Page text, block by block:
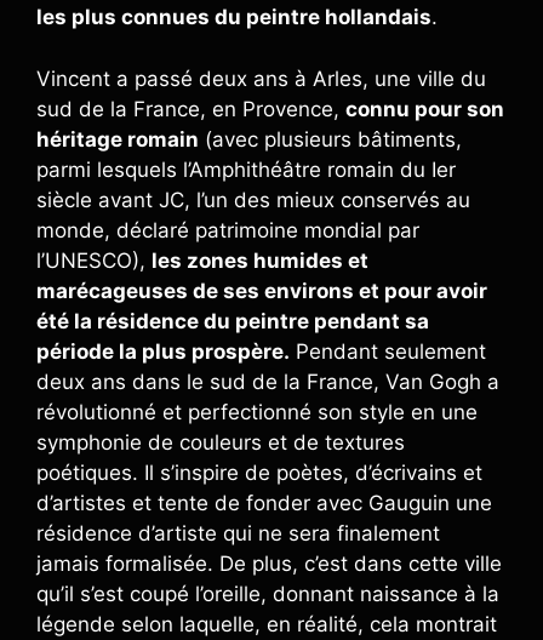
les plus connues du peintre hollandais.
Vincent a passé deux ans à Arles, une ville du
sud de la France, en Provence, connu pour son
héritage romain (avec plusieurs bâtiments,
parmi lesquels l’Amphithéâtre romain du Ier
siècle avant JC, l’un des mieux conservés au
monde, déclaré patrimoine mondial par
l’UNESCO), les zones humides et
marécageuses de ses environs et pour avoir
été la résidence du peintre pendant sa
période la plus prospère. Pendant seulement
deux ans dans le sud de la France, Van Gogh a
révolutionné et perfectionné son style en une
symphonie de couleurs et de textures
poétiques. Il s’inspire de poètes, d’écrivains et
d’artistes et tente de fonder avec Gauguin une
résidence d’artiste qui ne sera finalement
jamais formalisée. De plus, c’est dans cette ville
qu’il s’est coupé l’oreille, donnant naissance à la
légende selon laquelle, en réalité, cela montrait